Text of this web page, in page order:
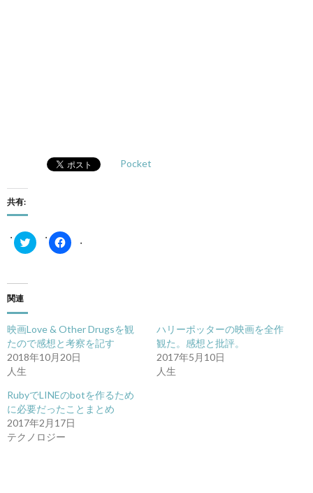
Pocket
共有:
ク
リ
(新
し
い
ウ
ウ
で
開
き
ま
す)
Facebook
で
ッ
ク
し
て
い
(新
し
い
ウ
関連
映画Love & Other Drugsを観
たので感想と考察を記す
2018年10月20日
人生
ハリーポッターの映画を全作
観た。感想と批評。
2017年5月10日
人生
RubyでLINEのbotを作るため
に必要だったことまとめ
2017年2月17日
テクノロジー